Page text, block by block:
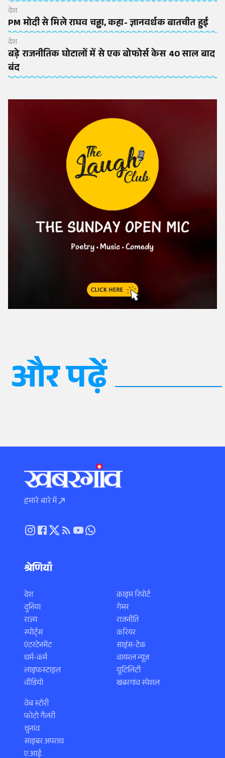
देश
PM मोदी से मिले राघव चड्ढा, कहा- ज्ञानवर्धक बातचीत हुई
देश
बड़े राजनीतिक घोटालों में से एक बोफोर्स केस 40 साल बाद
बंद
और पढ़ें
हमारे बारे में
श्रेणियाँ
देश
दुनिया
राज्य
स्पोर्ट्स
एंटरटेनमेंट
धर्म-कर्म
लाइफस्टाइल
वीडियो
क्राइम रिपोर्ट
गेम्स
राजनीति
करियर
साइंस-टेक
वायरल न्यूज़
यूटिलिटी
खबरगांव स्पेशल
वेब स्टोरी
फोटो गैलरी
चुनाव
साइबर अपराध
ए.आई.